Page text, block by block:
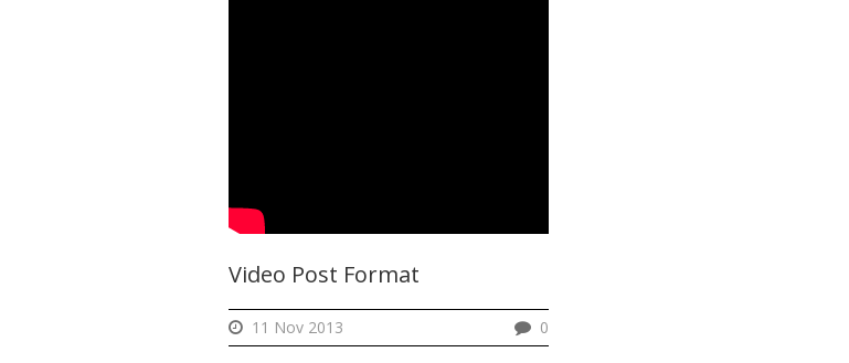
Video Post Format
11 Nov 2013 0